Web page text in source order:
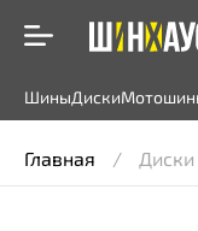
ШиныДиски
Главная Диски